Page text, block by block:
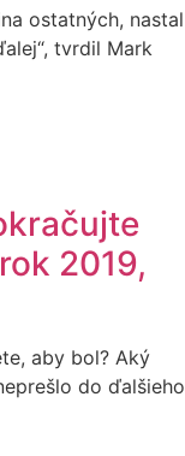
ostatných, nastal
tvrdil Mark
2019,
aby bol? Aký
do ďalšieho